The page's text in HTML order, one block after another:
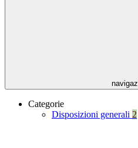
Categorie
Disposizioni generali 2